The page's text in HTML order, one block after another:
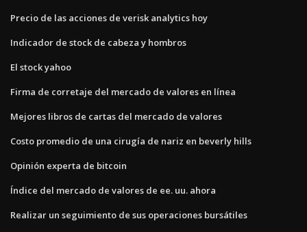
Precio de las acciones de verisk analytics hoy
Indicador de stock de cabeza y hombros
El stock yahoo
Firma de corretaje del mercado de valores en línea
Mejores libros de cartas del mercado de valores
Costo promedio de una cirugía de nariz en beverly hills
Opinión experta de bitcoin
Índice del mercado de valores de ee. uu. ahora
Realizar un seguimiento de sus operaciones bursátiles